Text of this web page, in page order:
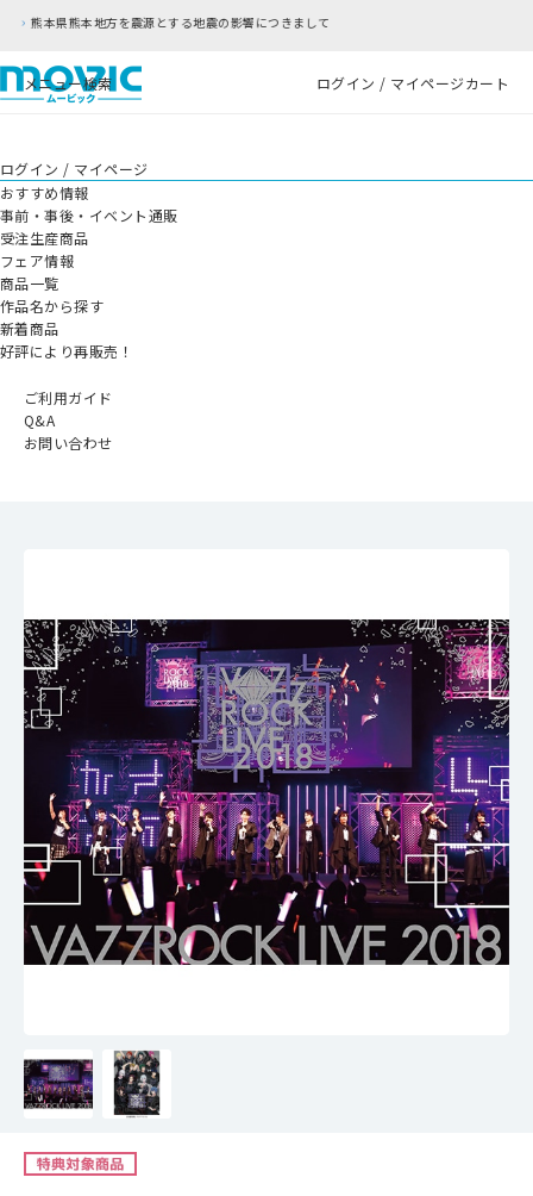
につきまして
メニュー検索 ログイン / マイページカート
ログイン / マイページ
おすすめ情報
事前・事後・イベント通販
受注生産商品
フェア情報
商品一覧
作品名から探す
新着商品
好評により再販売！
ご利用ガイド
Q&A
お問い合わせ